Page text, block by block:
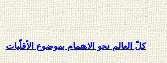
كلّ العالم نحو الاهتمام بموضوع الأقلّيات